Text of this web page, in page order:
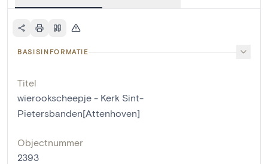
BASISINFORMATIE
Titel
wierookscheepje - Kerk Sint-
Pietersbanden[Attenhoven]
Objectnummer
2393